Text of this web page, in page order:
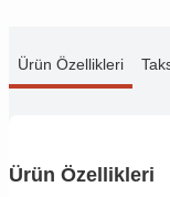
Ürün Özellikleri
Ürün Özellikleri